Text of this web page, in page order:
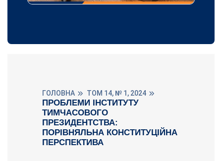
ГОЛОВНА ТОМ 14, № 1, 2024
ПРОБЛЕМИ ІНСТИТУТУ
ТИМЧАСОВОГО
ПРЕЗИДЕНТСТВА:
ПОРІВНЯЛЬНА КОНСТИТУЦІЙНА
ПЕРСПЕКТИВА